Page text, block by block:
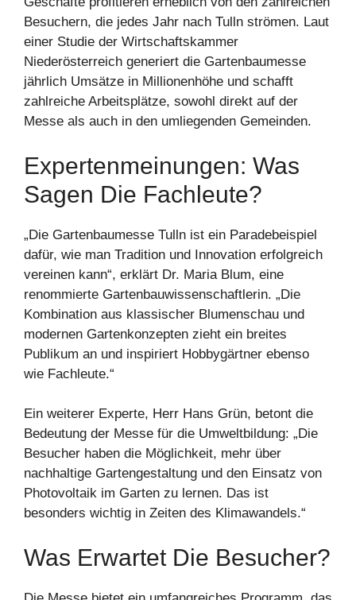
Besuchern, die jedes Jahr nach Tulln strömen. Laut
einer Studie der Wirtschaftskammer
Niederösterreich generiert die Gartenbaumesse
jährlich Umsätze in Millionenhöhe und schafft
zahlreiche Arbeitsplätze, sowohl direkt auf der
Messe als auch in den umliegenden Gemeinden.
Expertenmeinungen: Was
Sagen Die Fachleute?
„Die Gartenbaumesse Tulln ist ein Paradebeispiel
dafür, wie man Tradition und Innovation erfolgreich
vereinen kann“, erklärt Dr. Maria Blum, eine
renommierte Gartenbauwissenschaftlerin. „Die
Kombination aus klassischer Blumenschau und
modernen Gartenkonzepten zieht ein breites
Publikum an und inspiriert Hobbygärtner ebenso
wie Fachleute.“
Ein weiterer Experte, Herr Hans Grün, betont die
Bedeutung der Messe für die Umweltbildung: „Die
Besucher haben die Möglichkeit, mehr über
nachhaltige Gartengestaltung und den Einsatz von
Photovoltaik im Garten zu lernen. Das ist
besonders wichtig in Zeiten des Klimawandels.“
Was Erwartet Die Besucher?